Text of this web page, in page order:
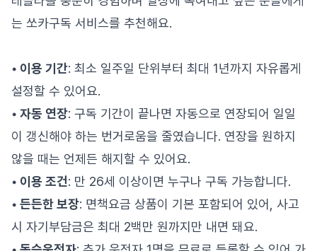
는 쏘카구독 서비스를 추천해요.
• 이용 기간: 최소 일주일 단위부터 최대 1년까지 자유롭게
설정할 수 있어요.
• 자동 연장: 구독 기간이 끝나면 자동으로 연장되어 일일
이 갱신해야 하는 번거로움을 줄였습니다. 연장을 원하지
않을 때는 언제든 해지할 수 있어요.
• 이용 조건: 만 26세 이상이면 누구나 구독 가능합니다.
• 든든한 보장: 면책요금 상품이 기본 포함되어 있어, 사고
시 자기부담금은 최대 2백만 원까지만 내면 돼요.